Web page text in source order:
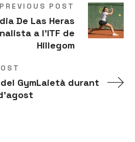
PREVIOUS POST
De Las Heras
a l'ITF de
Hillegom
GymLaietà durant